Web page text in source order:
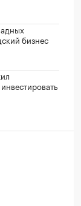
бизнес